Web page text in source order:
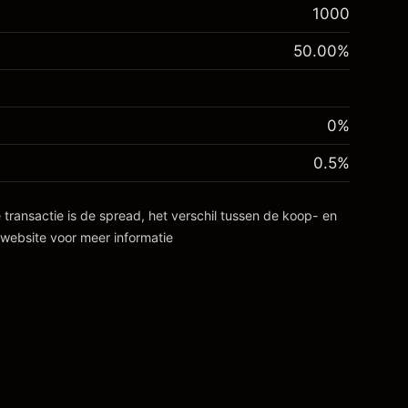
1000
50.00%
0%
0.5%
is de spread, het verschil tussen de koop- en
voor meer informatie